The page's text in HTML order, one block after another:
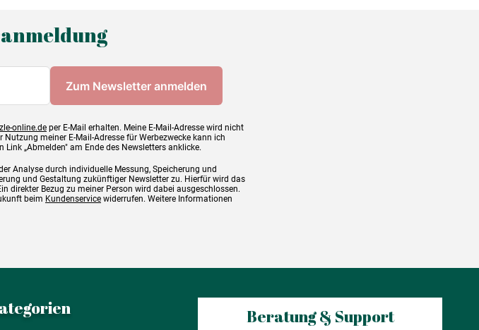
online.de per E-Mail erhalten. Meine E-Mail-Adresse wird nicht
meiner E-Mail-Adresse für Werbezwecke kann ich
„Abmelden" am Ende des Newsletters anklicke.
Analyse durch individuelle Messung, Speicherung und
und Gestaltung zukünftiger Newsletter zu. Hierfür wird das
direkter Bezug zu meiner Person wird dabei ausgeschlossen.
beim Kundenservice widerrufen. Weitere Informationen
Beratung & Support